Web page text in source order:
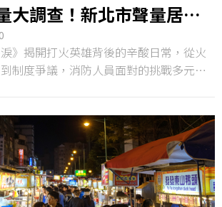
大調查！新北市聲量居
大黑馬
》揭開打火英雄背後的辛酸日常，從火
制度爭議，消防人員面對的挑戰多元且
討論，發現新北市以最高聲量居冠，尤
件最受關注；值得一提的是，嘉義縣的消
，好感度更躍居第一，成為本次調查中